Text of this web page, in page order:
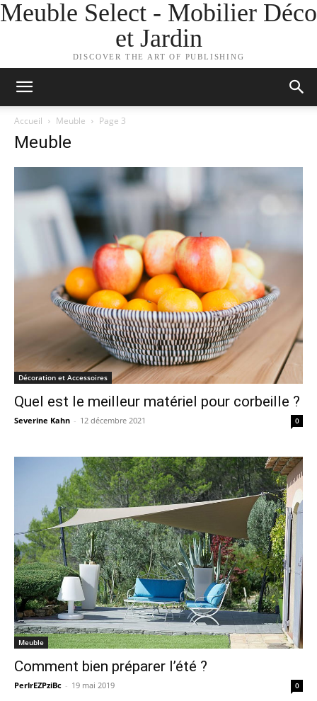
Meuble Select - Mobilier Déco
et Jardin
DISCOVER THE ART OF PUBLISHING
Accueil Meuble Page 3
Meuble
Décoration et Accessoires
Quel est le meilleur matériel pour corbeille ?
Severine Kahn - 12 décembre 2021 0
Meuble
Comment bien préparer l’été ?
PerlrEZPziBc - 19 mai 2019 0